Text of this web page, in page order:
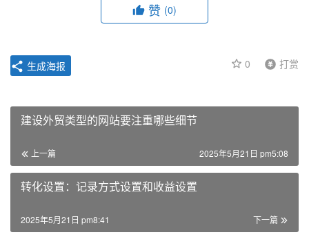
赞 (0)
0 打赏
生成海报
建设外贸类型的网站要注重哪些细节
上一篇 2025年5月21日 pm5:08
转化设置：记录方式设置和收益设置
下一篇
2025年5月21日 pm8:41